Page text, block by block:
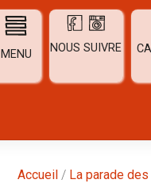
MENU NOUS SUIVRE
Accueil / La parade